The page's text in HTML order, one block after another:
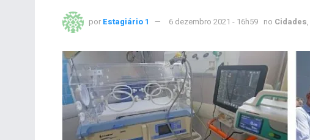
por Estagiário 1 6 dezembro 2021 - 16h59 no Cidades,